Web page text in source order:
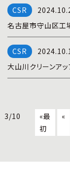
名古屋市守山区工
大山川クリーンアッ
3/10
«最
初
«